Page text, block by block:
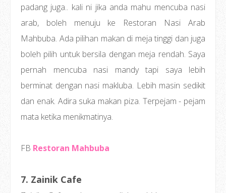
padang juga.. kali ni jika anda mahu mencuba nasi
arab, boleh menuju ke Restoran Nasi Arab
Mahbuba. Ada pilihan makan di meja tinggi dan juga
boleh pilih untuk bersila dengan meja rendah. Saya
pernah mencuba nasi mandy tapi saya lebih
berminat dengan nasi makluba. Lebih masin sedikit
dan enak. Adira suka makan piza. Terpejam - pejam
mata ketika menikmatinya.
FB Restoran Mahbuba
7. Zainik Cafe